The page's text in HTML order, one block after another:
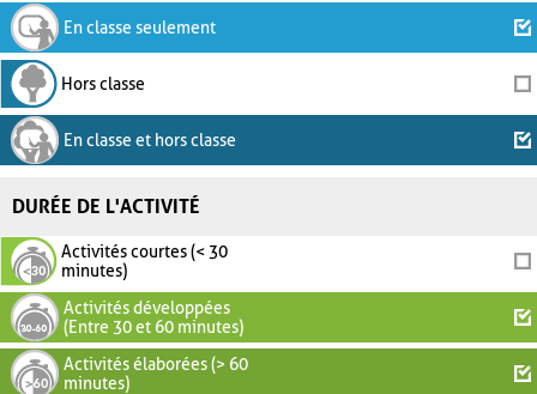
En classe seulement
Hors classe
En classe et hors classe
DURÉE DE L'ACTIVITÉ
Activités courtes (< 30
minutes)
Activités développées
(Entre 30 et 60 minutes)
Activités élaborées (> 60
minutes)